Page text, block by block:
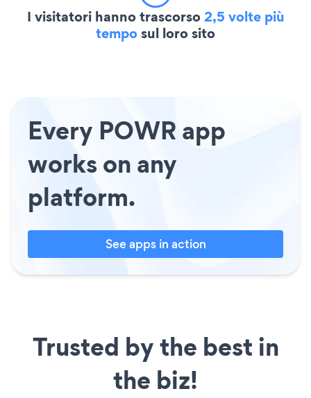
I visitatori hanno trascorso2,5 volte più
temposul loro sito
Every POWR app
works on any
platform.
See apps in action
Trusted by the best in
the biz!